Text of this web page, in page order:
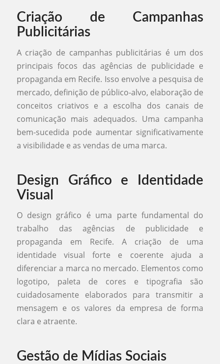
Criação de Campanhas
Publicitárias
A criação de campanhas publicitárias é um dos
principais focos das agências de publicidade e
propaganda em Recife. Isso envolve a pesquisa de
mercado, definição de público-alvo, elaboração de
conceitos criativos e a escolha dos canais de
comunicação mais adequados. Uma campanha
bem-sucedida pode aumentar significativamente
a visibilidade e as vendas de uma marca.
Design Gráfico e Identidade
Visual
O design gráfico é uma parte fundamental do
trabalho das agências de publicidade e
propaganda em Recife. A criação de uma
identidade visual forte e coerente ajuda a
diferenciar a marca no mercado. Elementos como
logotipo, paleta de cores e tipografia são
cuidadosamente elaborados para transmitir a
mensagem e os valores da empresa de forma
clara e atraente.
Gestão de Mídias Sociais